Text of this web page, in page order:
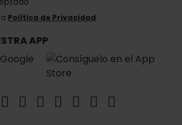
Política de Privacidad.
APP